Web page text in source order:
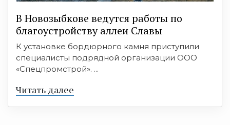
В Новозыбкове ведутся работы по
благоустройству аллеи Славы
К установке бордюрного камня приступили
специалисты подрядной организации ООО
«Спецпромстрой». ...
Читать далее